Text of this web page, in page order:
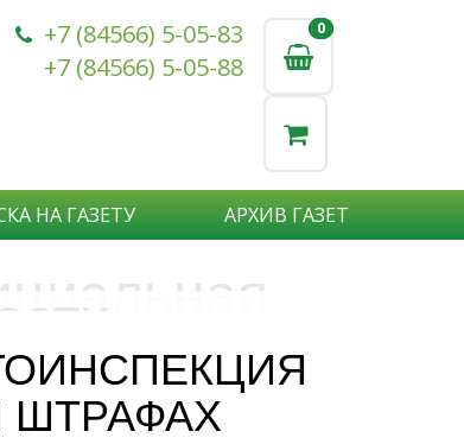
+7 (84566) 5-05-83
+7 (84566) 5-05-88
0
0
НА ГАЗЕТУ АРХИВ ГАЗЕТ
новости:
о Вас узнали?
ШТРАФАХ